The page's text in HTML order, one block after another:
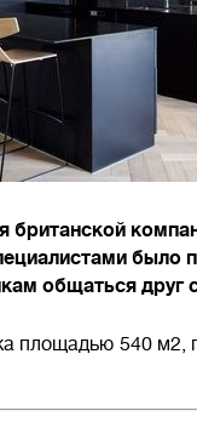
было
общаться друг
площадью 540 м2,